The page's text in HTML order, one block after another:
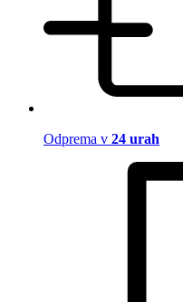
Odprema v 24 urah